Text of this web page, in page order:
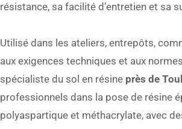
résistance, sa facilité d’entretien et sa
Utilisé dans les ateliers, entrepôts,
aux exigences techniques et aux
spécialiste du sol en résine près de
professionnels dans la pose de résine
polyaspartique et méthacrylate, avec